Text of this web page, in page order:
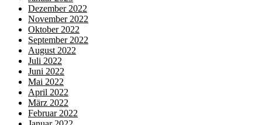
Dezember 2022
November 2022
Oktober 2022
September 2022
August 2022
Juli 2022
Juni 2022
Mai 2022
April 2022
März 2022
Februar 2022